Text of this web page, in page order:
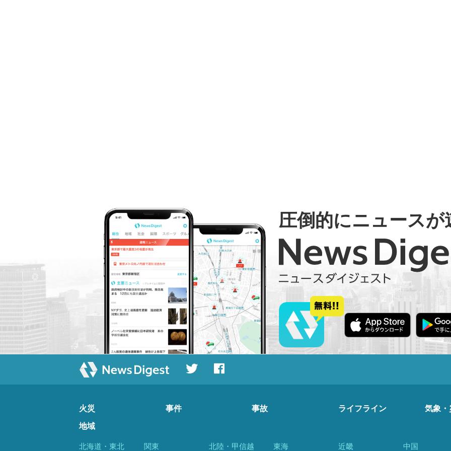
圧倒的にニュースが
火災 事件 事故 ライフライン 気象・
地域
北海道・東北 関東 北陸・甲信越 東海 近畿 中国